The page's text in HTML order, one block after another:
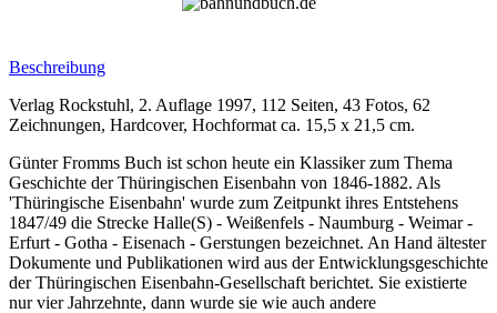
Beschreibung
Verlag Rockstuhl, 2. Auflage 1997, 112 Seiten, 43 Fotos, 62
Zeichnungen, Hardcover, Hochformat ca. 15,5 x 21,5 cm.
Günter Fromms Buch ist schon heute ein Klassiker zum Thema
Geschichte der Thüringischen Eisenbahn von 1846-1882. Als
'Thüringische Eisenbahn' wurde zum Zeitpunkt ihres Entstehens
1847/49 die Strecke Halle(S) - Weißenfels - Naumburg - Weimar -
Erfurt - Gotha - Eisenach - Gerstungen bezeichnet. An Hand ältester
Dokumente und Publikationen wird aus der Entwicklungsgeschichte
der Thüringischen Eisenbahn-Gesellschaft berichtet. Sie existierte
nur vier Jahrzehnte, dann wurde sie wie auch andere